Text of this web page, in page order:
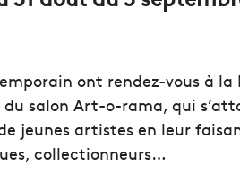
ont rendez-vous à
salon Art-o-rama, qui
jeunes artistes en leur
collectionneurs…